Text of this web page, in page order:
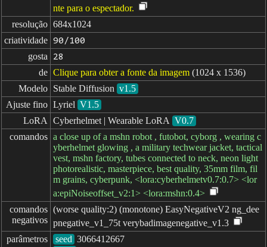
nte para o espectador.
resolução 684x1024
criatividade 90/100
gosta 28
de Clique para obter a fonte da imagem (1024 x 1536)
Modelo Stable Diffusion v1.5
Ajuste fino Lyriel V1.5
LoRA
Cyberhelmet | Wearable LoRA V0.7
comandos a close up of a mshn robot , futobot, cyborg , wearing c
yberhelmet glowing , a military techwear jacket, tactical
vest, mshn factory, tubes connected to neck, neon light
photorealistic, masterpiece, best quality, 35mm film, fil
m grains, cyberpunk, <lora:cyberhelmetv0.7:0.7> <lor
a:epiNoiseoffset_v2:1> <lora:mshn:0.4>
comandos
negativos
(worse quality:2) (monotone) EasyNegativeV2 ng_dee
pnegative_v1_75t verybadimagenegative_v1.3
parâmetros
seed